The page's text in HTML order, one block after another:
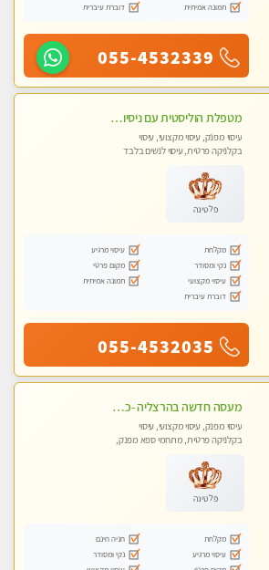
תמונה אמיתית
דוברת עיברית
055-4532339
מטפלת הוליסטית עם ניסיון מעל עשור. עיסוי הוליסטי לגוף ולנשמה עם שמנים חמים מתאים: לגברים/נשים ונשים בהריון . ומקצועית ברמה גבוהה
עיסוי מפנק, עיסוי מקצועי, עיסוי
בקלניקה פרטית, עיסוי לנשים בלבד
פלטינה
מקלחת
עיסוי מרגיע
נקי ומסודר
מקום פרטי
עיסוי מקצועי
תמונה אמיתית
דוברת עיברית
055-4532035
מעסה חדשה בהרצליה -כל סוגי העיסויים מעסה מקצועית ואיכותית פרטי!!!מומלץ לחלוטין!! אירוח ברמה אחרת ...כולל שתיה חמה/קרה + בקבוק מים
עיסוי מפנק, עיסוי מקצועי, עיסוי
בקלניקה פרטית, מתחמי ספא מפנק,
פלטינה
מקלחת
חניה חינם
עיסוי מרגיע
נקי ומסודר